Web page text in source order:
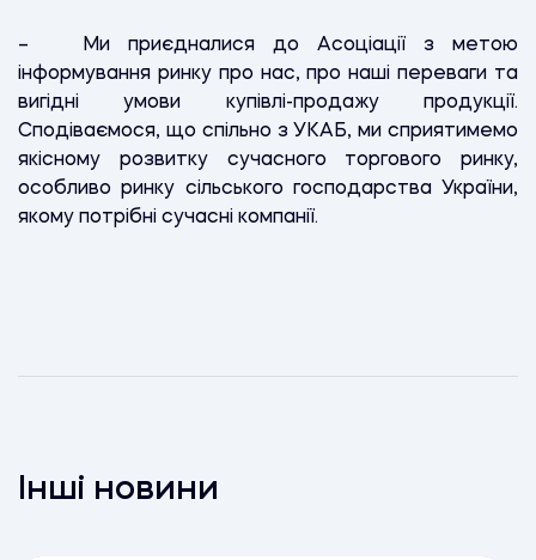
– Ми приєдналися до Асоціації з метою
інформування ринку про нас, про наші переваги та
вигідні умови купівлі-продажу продукції.
Сподіваємося, що спільно з УКАБ, ми сприятимемо
якісному розвитку сучасного торгового ринку,
особливо ринку сільського господарства України,
якому потрібні сучасні компанії.
Інші новини